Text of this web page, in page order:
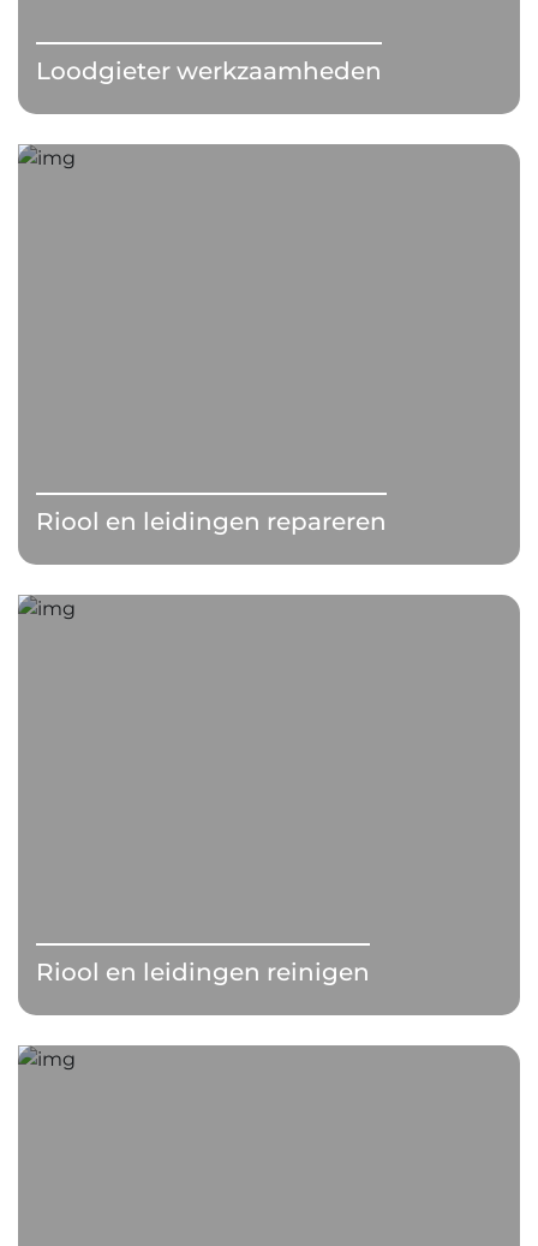
Loodgieter werkzaamheden
Riool en leidingen repareren
Riool en leidingen reinigen